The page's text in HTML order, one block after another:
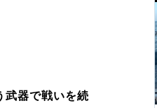
武器で戦いを続